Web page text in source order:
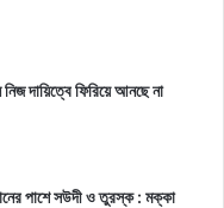
দায়িত্বে ফিরিয়ে আনছে না
পাশে সউদী ও তুরস্ক : মক্কা